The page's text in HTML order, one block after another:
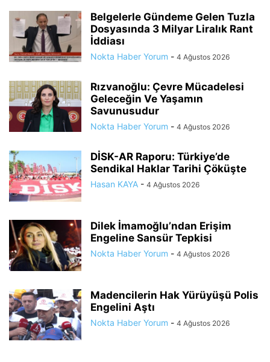
Belgelerle Gündeme Gelen Tuzla
Dosyasında 3 Milyar Liralık Rant
İddiası
Nokta Haber Yorum - 4 Ağustos 2026
Rızvanoğlu: Çevre Mücadelesi
Geleceğin Ve Yaşamın
Savunusudur
Nokta Haber Yorum - 4 Ağustos 2026
DİSK-AR Raporu: Türkiye’de
Sendikal Haklar Tarihi Çöküşte
Hasan KAYA - 4 Ağustos 2026
Dilek İmamoğlu’ndan Erişim
Engeline Sansür Tepkisi
Nokta Haber Yorum - 4 Ağustos 2026
Madencilerin Hak Yürüyüşü Polis
Engelini Aştı
Nokta Haber Yorum - 4 Ağustos 2026